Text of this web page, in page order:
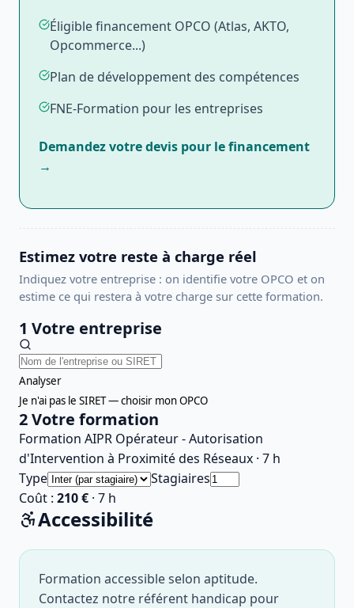
Éligible financement OPCO (Atlas, AKTO,
Opcommerce...)
Plan de développement des compétences
FNE-Formation pour les entreprises
Demandez votre devis pour le financement
→
Estimez votre reste à charge réel
Indiquez votre entreprise : on identifie votre OPCO et on
estime ce qui restera à votre charge sur cette formation.
1 Votre entreprise
Analyser
Je n'ai pas le SIRET — choisir mon OPCO
2Votre formation
Formation AIPR Opérateur - Autorisation
d'Intervention à Proximité des Réseaux · 7 h
Type
Stagiaires
Coût : 210 € · 7 h
Accessibilité
Formation accessible selon aptitude.
Contactez notre référent handicap pour